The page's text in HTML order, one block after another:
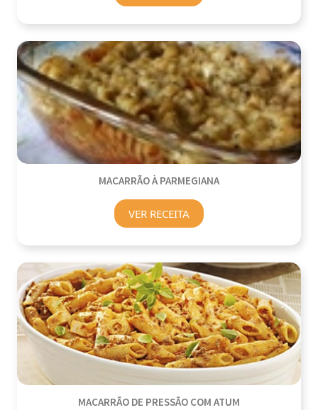
MACARRÃO À PARMEGIANA
VER RECEITA
MACARRÃO DE PRESSÃO COM ATUM